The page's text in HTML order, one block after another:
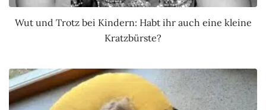
Wut und Trotz bei Kindern: Habt ihr auch eine kleine
Kratzbürste?